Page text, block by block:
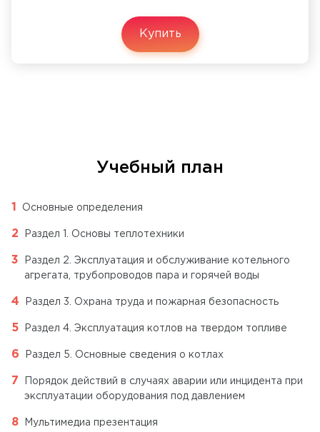
Купить
Учебный план
Основные определения
Раздел 1. Основы теплотехники
Раздел 2. Эксплуатация и обслуживание котельного
агрегата, трубопроводов пара и горячей воды
Раздел 3. Охрана труда и пожарная безопасность
Раздел 4. Эксплуатация котлов на твердом топливе
Раздел 5. Основные сведения о котлах
Порядок действий в случаях аварии или инцидента при
эксплуатации оборудования под давлением
Мультимедиа презентация